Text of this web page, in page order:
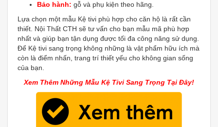
Bảo hành: gỗ và phụ kiện theo hãng.
Lựa chọn một mẫu Kệ tivi phù hợp cho căn hộ là rất cần
thiết. Nội Thất CTH sẽ tư vấn cho bạn mẫu mã phù hợp
nhất và giúp bạn tận dụng được tối đa công năng sử dụng.
Để Kệ tivi sang trọng không những là vật phẩm hữu ích mà
còn là điểm nhấn, trang trí thiết yếu cho không gian sống
của bạn.
Xem Thêm Những Mẫu Kệ Tivi Sang Trọng Tại Đây!